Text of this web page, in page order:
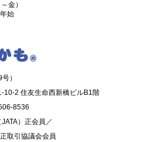
金）
始
）
10-2 住友生命西新橋ビルB1階
8536
）正会員／
取引協議会会員